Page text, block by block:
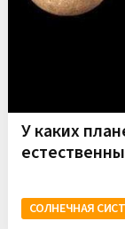
У каких
СОЛНЕЧНАЯ